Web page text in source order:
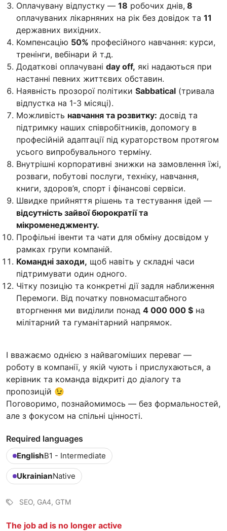
Оплачувану відпустку — 18 робочих днів, 8
оплачуваних лікарняних на рік без довідок та 11
державних вихідних.
Компенсацію 50% професійного навчання: курси,
тренінги, вебінари й т.д.
Додаткові оплачувані day off, які надаються при
настанні певних життєвих обставин.
Наявність прозорої політики Sabbatical (тривала
відпустка на 1-3 місяці).
Можливість навчання та розвитку: досвід та
підтримку наших співробітників, допомогу в
професійній адаптації під кураторством протягом
усього випробувального терміну.
Внутрішні корпоративні знижки на замовлення їжі,
розваги, побутові послуги, техніку, навчання,
книги, здоров’я, спорт і фінансові сервіси.
Швидке прийняття рішень та тестування ідей —
відсутність зайвої бюрократії та
мікроменеджменту.
Профільні івенти та чати для обміну досвідом у
рамках групи компаній.
Командні заходи, щоб навіть у складні часи
підтримувати один одного.
Чітку позицію та конкретні дії задля наближення
Перемоги. Від початку повномасштабного
вторгнення ми виділили понад 4 000 000 $ на
мілітарний та гуманітарний напрямок.
І вважаємо однією з найвагоміших переваг —
роботу в компанії, у якій чують і прислухаються, а
керівник та команда відкриті до діалогу та
пропозицій 😉
Поговоримо, познайомимось — без формальностей,
але з фокусом на спільні цінності.
Required languages
EnglishB1 - Intermediate
UkrainianNative
SEO, GA4, GTM
The job ad is no longer active